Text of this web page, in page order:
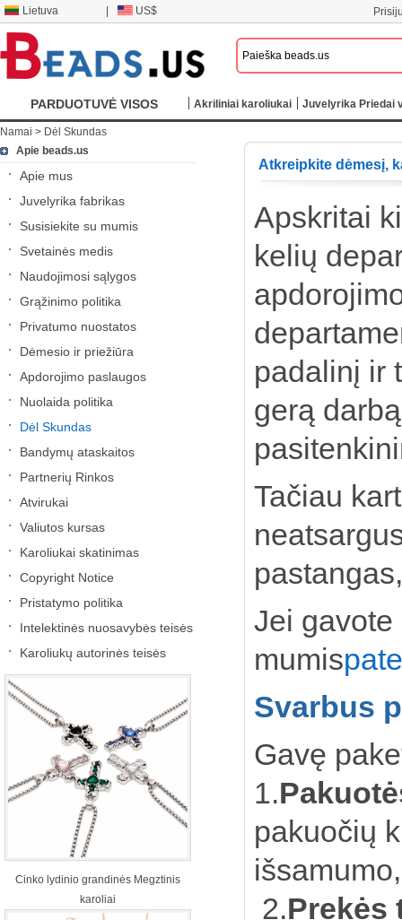
Lietuva US$
PARDUOTUVĖ VISOS
KATEGORIJOS
Akriliniai karoliukai Juvelyrika Priedai
Namai > Dėl Skundas
Apie beads.us
Apie mus
Juvelyrika fabrikas
Susisiekite su mumis
Svetainės medis
Naudojimosi sąlygos
Grąžinimo politika
Privatumo nuostatos
Dėmesio ir priežiūra
Apdorojimo paslaugos
Nuolaida politika
Dėl Skundas
Bandymų ataskaitos
Partnerių Rinkos
Atvirukai
Valiutos kursas
Karoliukai skatinimas
Copyright Notice
Pristatymo politika
Intelektinės nuosavybės teisės
Karoliukų autorinės teisės
Cinko lydinio grandinės Megztinis
karoliai
Atkreipkite dėmesį,
Apskritai
kelių
padalinį ir
gerą
Tačiau
Jei
mumis
Svarbus
Gavę
1.
pakuočių
2.Prekės